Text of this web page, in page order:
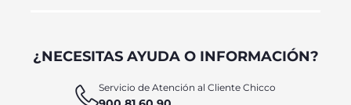
¿NECESITAS AYUDA O INFORMACIÓN?
Servicio de Atención al Cliente Chicco